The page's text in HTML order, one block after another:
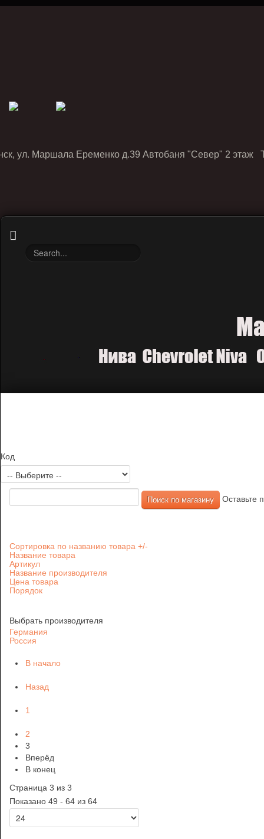
ул. Маршала Еременко д.39 Автобаня "Север" 2 этаж
Код
Оставьте
Сортировка по названию товара +/-
Название товара
Артикул
Название производителя
Цена товара
Порядок
Выбрать производителя
Германия
Россия
В начало
Назад
1
2
3
Вперёд
В конец
Страница 3 из 3
Показано 49 - 64 из 64